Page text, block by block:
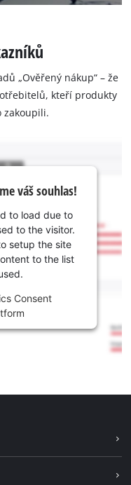
„Ověřený nákup“ – že
kteří produkty
zakoupili.
váš souhlas!
to load due to
to the visitor.
setup the site
to the list
Consent